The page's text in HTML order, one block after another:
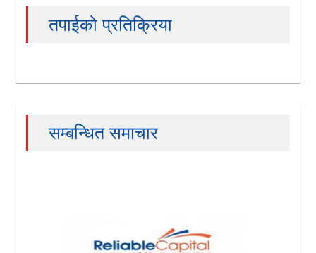
तपाईको प्रतिक्रिया
सम्बन्धित समाचार